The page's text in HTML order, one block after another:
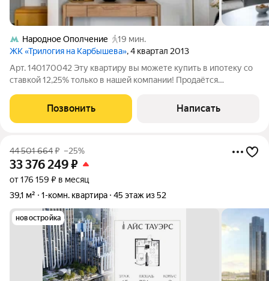
Народное Ополчение
19 мин.
ЖК «Трилогия на Карбышева», 4 квартал 2013
Арт. 140170042 Эту квартиру вы можете купить в ипотеку со
ставкой 12,25% только в нашей компании! Продаётся
комфорта в престижном районе! Ищете квартиру, в которую
можно заехать и сразу жить без
Позвонить Написать
44 501 664₽ –25%
33 376 249₽
от 176 159 ₽ в месяц
39,1 м²
1-комн. квартира 45 этаж из 52
новостройка